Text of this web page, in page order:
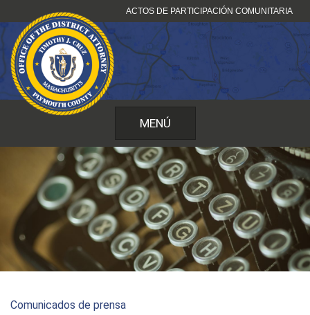
al
contenido
ACTOS DE PARTICIPACIÓN COMUNITARIA
MENÚ
Comunicados de prensa